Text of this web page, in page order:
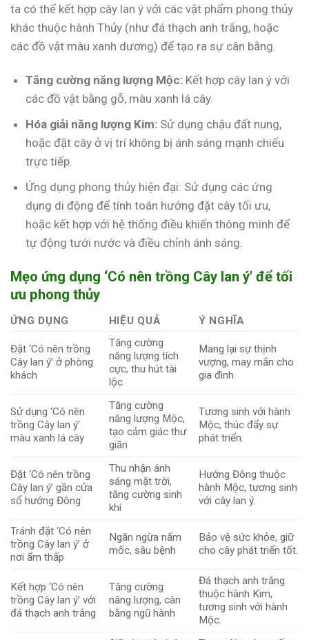
ta có thể kết hợp cây lan ý với các vật phẩm phong thủy
khác thuộc hành Thủy (như đá thạch anh trắng, hoặc
các đồ vật màu xanh dương) để tạo ra sự cân bằng.
Tăng cường năng lượng Mộc: Kết hợp cây lan ý với
các đồ vật bằng gỗ, màu xanh lá cây.
Hóa giải năng lượng Kim: Sử dụng chậu đất nung,
hoặc đặt cây ở vị trí không bị ánh sáng mạnh chiếu
trực tiếp.
Ứng dụng phong thủy hiện đại: Sử dụng các ứng
dụng di động để tính toán hướng đặt cây tối ưu,
hoặc kết hợp với hệ thống điều khiển thông minh để
tự động tưới nước và điều chỉnh ánh sáng.
Mẹo ứng dụng ‘Có nên trồng Cây lan ý’ để tối
ưu phong thủy
ỨNG DỤNG HIỆU QUẢ Ý NGHĨA
Đặt ‘Có nên trồng
Cây lan ý’ ở phòng
khách
Tăng cường
năng lượng tích
cực, thu hút tài
lộc
Mang lại sự thịnh
vượng, may mắn cho
gia đình.
Sử dụng ‘Có nên
trồng Cây lan ý’
màu xanh lá cây
Tăng cường
năng lượng Mộc,
tạo cảm giác thư
giãn
Tương sinh với hành
Mộc, thúc đẩy sự
phát triển.
Đặt ‘Có nên trồng
Cây lan ý’ gần cửa
sổ hướng Đông
Thu nhận ánh
sáng mặt trời,
tăng cường sinh
khí
Hướng Đông thuộc
hành Mộc, tương sinh
với cây lan ý.
Tránh đặt ‘Có nên
trồng Cây lan ý’ ở
nơi ẩm thấp
Ngăn ngừa nấm
mốc, sâu bệnh
Bảo vệ sức khỏe, giữ
cho cây phát triển tốt.
Kết hợp ‘Có nên
trồng Cây lan ý’ với
đá thạch anh trắng
Tăng cường
năng lượng, cân
bằng ngũ hành
Đá thạch anh trắng
thuộc hành Kim,
tương sinh với hành
Mộc.